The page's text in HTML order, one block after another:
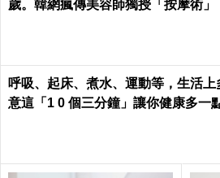
歲。韓網瘋傳美容師獨授「按摩術」
呼吸、起床、煮水、運動等，生活上
意這「1 0 個三分鐘」讓你健康多一